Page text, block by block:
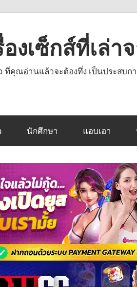
องเซ็กส์ที่เล่
ว ที่คุณอ่านแล้วจะต้องทึ่ง เป็นประส
นักศึกษา แอบเอา